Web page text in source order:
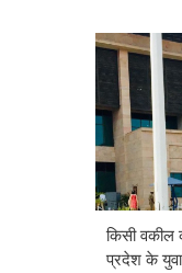
किसी वकील
प्रदेश के